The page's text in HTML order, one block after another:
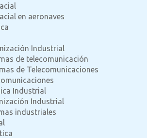
en aeronaves
Industrial
de telecomunicación
de Telecomunicaciones
Industrial
Industrial
industriales